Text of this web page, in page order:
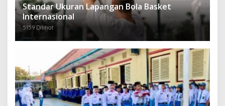
Standar Ukuran Lapangan Bola Basket
Internasional
5159 Dilihat